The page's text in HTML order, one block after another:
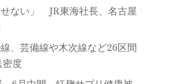
ない」 JR東海社長、名古屋
、芸備線や木次線など26区間
度